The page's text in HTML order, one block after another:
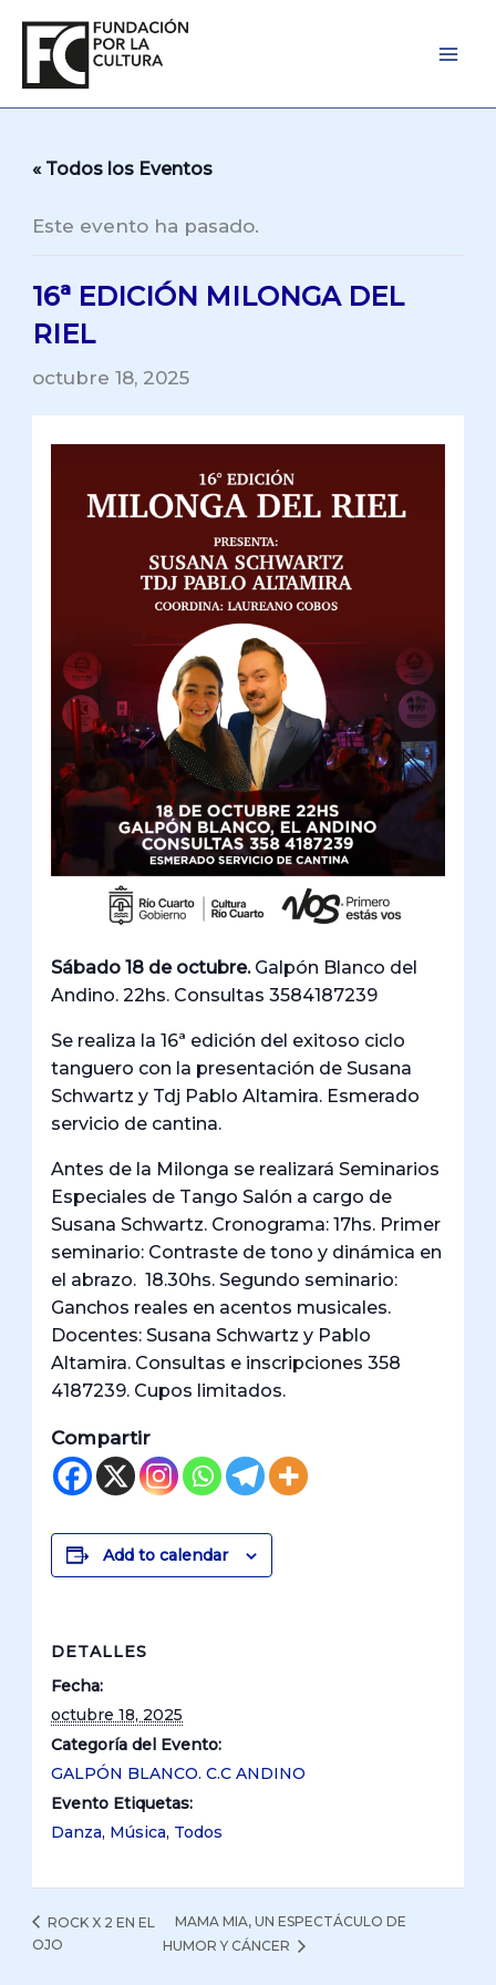
contenido
« Todos los Eventos
Este evento ha pasado.
16ª EDICIÓN MILONGA DEL
RIEL
octubre 18, 2025
Sábado 18 de octubre.Galpón Blanco del
Andino. 22hs. Consultas 3584187239
Se realiza la 16ª edición del exitoso ciclo
tanguero con la presentación de Susana
Schwartz y Tdj Pablo Altamira. Esmerado
servicio de cantina.
Antes de la Milonga se realizará Seminarios
Especiales de Tango Salón a cargo de
Susana Schwartz. Cronograma: 17hs. Primer
seminario: Contraste de tono y dinámica en
el abrazo. 18.30hs. Segundo seminario:
Ganchos reales en acentos musicales.
Docentes: Susana Schwartz y Pablo
Altamira. Consultas e inscripciones 358
4187239. Cupos limitados.
Compartir
Add to calendar
DETALLES
Fecha:
octubre 18, 2025
Categoría del Evento:
GALPÓN BLANCO. C.C ANDINO
Evento Etiquetas:
Danza, Música, Todos
ROCK X 2 EN EL
OJO
MAMA MIA, UN ESPECTÁCULO DE
HUMOR Y CÁNCER